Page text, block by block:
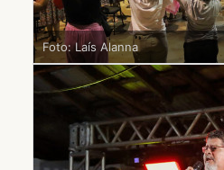
Foto: Laís Alanna